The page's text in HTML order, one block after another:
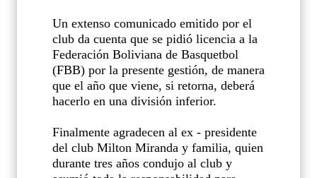
Un extenso comunicado emitido por el
club da cuenta que se pidió licencia a la
Federación Boliviana de Basquetbol
(FBB) por la presente gestión, de manera
que el año que viene, si retorna, deberá
hacerlo en una división inferior.
Finalmente agradecen al ex - presidente
del club Milton Miranda y familia, quien
durante tres años condujo al club y